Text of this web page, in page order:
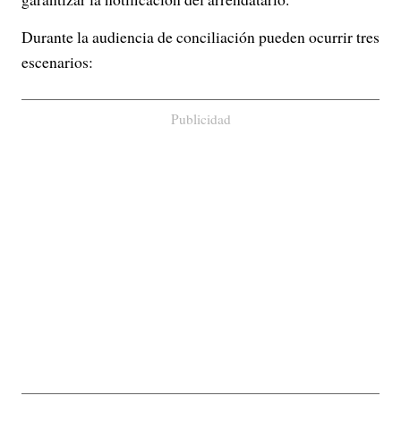
Durante la audiencia de conciliación pueden ocurrir tres
escenarios:
Publicidad